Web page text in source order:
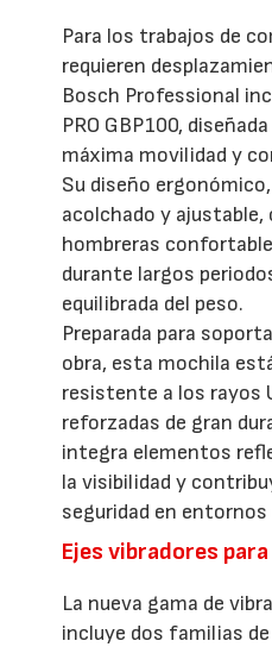
Para los trabajos de
requieren
Bosch Professional
PRO GBP100,
máxima movilidad y
Su diseño
acolchado y
hombreras
durante largos
equilibrada del peso.
Preparada para
obra, esta mochila
resistente a los rayos
reforzadas de gran
integra elementos
la visibilidad y
seguridad en
Ejes vibradores
La nueva gama de
incluye dos familias